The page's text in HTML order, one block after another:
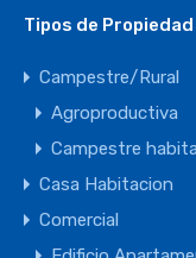
Tipos de Propiedad
Campestre/Rural
Agroproductiva
Campestre
Casa Habitacion
Comercial